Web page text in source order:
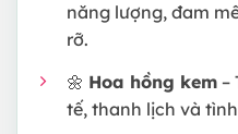
năng lượng, đam
rỡ.
🌼 Hoa hồng kem –
tế, thanh lịch và